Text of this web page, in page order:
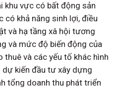
khu vực có bất động sản
có khả năng sinh lợi, điều
và hạ tầng xâ hội tương
và mức độ biến động của
thuê và các yếu tố khác hình
kiến đầu tư xây dựng
tổng doanh thu phát triển